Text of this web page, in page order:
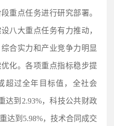
重点任务进行研究部署。
八大重点任务有力推动，
合实力和产业竞争力明显
化。各项重点指标稳步提
超过全年目标值，全社会
达到2.93%，科技公共财政
达到5.98%，技术合同成交